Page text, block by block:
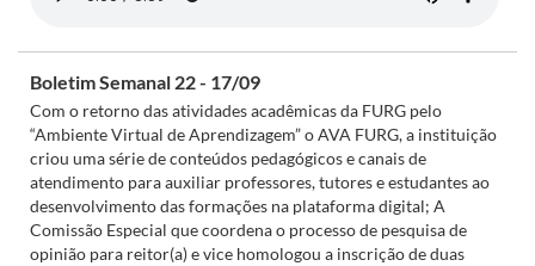
Boletim Semanal 22 - 17/09
Com o retorno das atividades acadêmicas da FURG pelo
“Ambiente Virtual de Aprendizagem” o AVA FURG, a instituição
criou uma série de conteúdos pedagógicos e canais de
atendimento para auxiliar professores, tutores e estudantes ao
desenvolvimento das formações na plataforma digital; A
Comissão Especial que coordena o processo de pesquisa de
opinião para reitor(a) e vice homologou a inscrição de duas